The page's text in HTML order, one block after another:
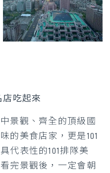
店吃起來
景觀、齊全的頂級國
的美食店家，更是101
代表性的101排隊美
完景觀後，一定會朝